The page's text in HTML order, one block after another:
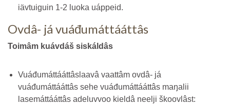
iävtuiguin 1-2 luoka uáppeid.
Ovdâ- já vuáđumáttááttâs
Toimâm kuávdáš siskáldâs
Vuáđumáttááttâslaavâ vaattâm ovdâ- já
vuáđumáttááttâs sehe vuáđumáttááttâs maŋalii
lasemáttááttâs adeluvvoo kieldâ neelji škoovlâst: